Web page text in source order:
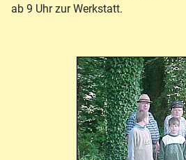
ab 9 Uhr zur Werkstatt.